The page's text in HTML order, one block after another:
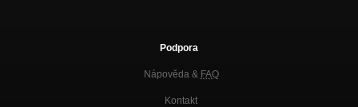
Podpora
Nápověda & FAQ
Kontakt